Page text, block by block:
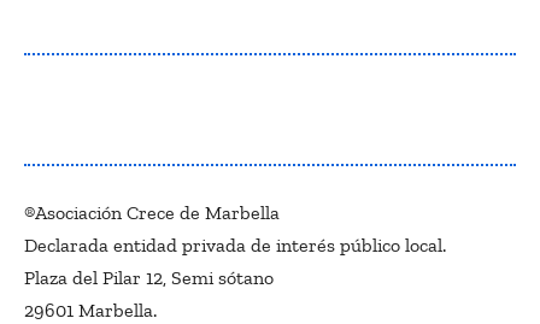
®Asociación Crece de Marbella
Declarada entidad privada de interés público local.
Plaza del Pilar 12, Semi sótano
29601 Marbella.